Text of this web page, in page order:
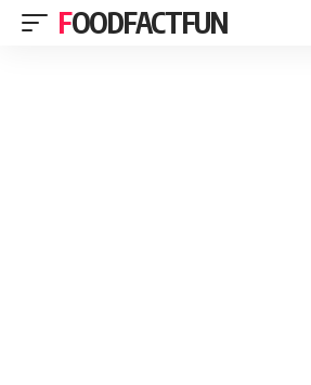
FOODFACTFUN